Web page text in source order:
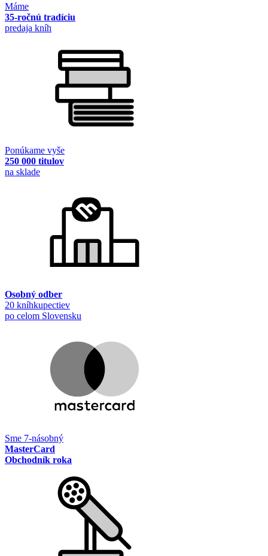
Máme
35-ročnú tradíciu
predaja kníh
Ponúkame vyše
250 000 titulov
na sklade
Osobný odber
20 kníhkupectiev
po celom Slovensku
Sme 7-násobný
MasterCard
Obchodník roka